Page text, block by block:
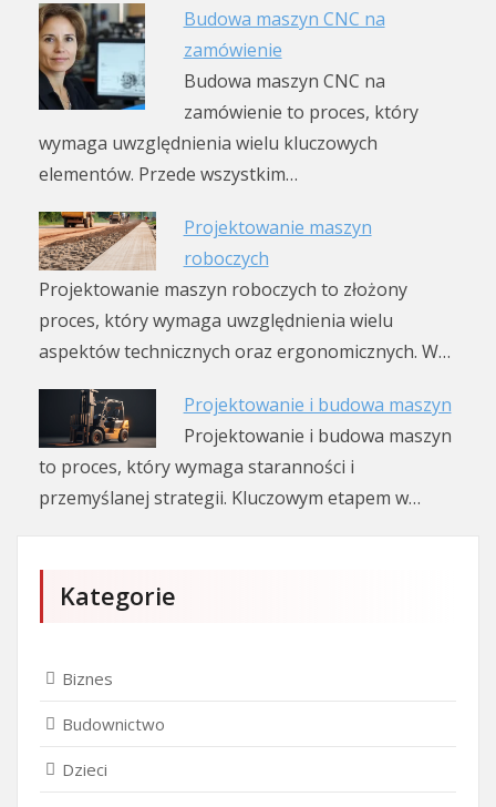
Budowa maszyn CNC na
zamówienie
Budowa maszyn CNC na
zamówienie to proces, który
wymaga uwzględnienia wielu kluczowych
elementów. Przede wszystkim…
Projektowanie maszyn
roboczych
Projektowanie maszyn roboczych to złożony
proces, który wymaga uwzględnienia wielu
aspektów technicznych oraz ergonomicznych. W…
Projektowanie i budowa maszyn
Projektowanie i budowa maszyn
to proces, który wymaga staranności i
przemyślanej strategii. Kluczowym etapem w…
Kategorie
Biznes
Budownictwo
Dzieci